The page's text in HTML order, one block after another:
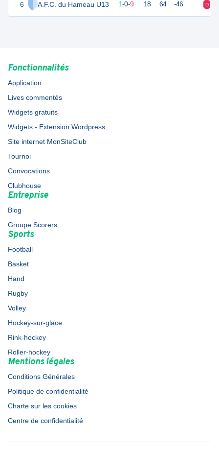
6 A.F.C. du Hameau U13
3 10 1-0-9 18 64 -46 D
Fonctionnalités
Application
Lives commentés
Widgets gratuits
Widgets - Extension Wordpress
Site internet MonSiteClub
Tournoi
Convocations
Clubhouse
Entreprise
Blog
Groupe Scorers
Sports
Football
Basket
Hand
Rugby
Volley
Hockey-sur-glace
Rink-hockey
Roller-hockey
Mentions légales
Conditions Générales
Politique de confidentialité
Charte sur les cookies
Centre de confidentialité